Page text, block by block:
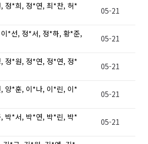
정*희, 정*연, 최*찬, 허*
05-21
*선, 정*서, 정*하, 황*준,
05-21
정*원, 정*연, 정*연, 정*
05-21
양*훈, 이*나, 이*린, 이*
05-21
박*서, 박*연, 박*린, 박*
05-21